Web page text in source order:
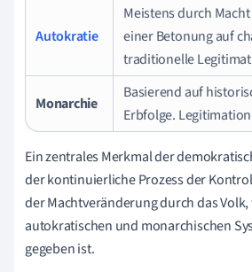
Autokratie
Meistens durch
einer Betonung auf
traditionelle
Monarchie
Basierend auf
Erbfolge.
Ein zentrales Merkmal der
der kontinuierliche Prozess der
der Machtveränderung durch das Volk,
autokratischen und monarchischen
gegeben ist.